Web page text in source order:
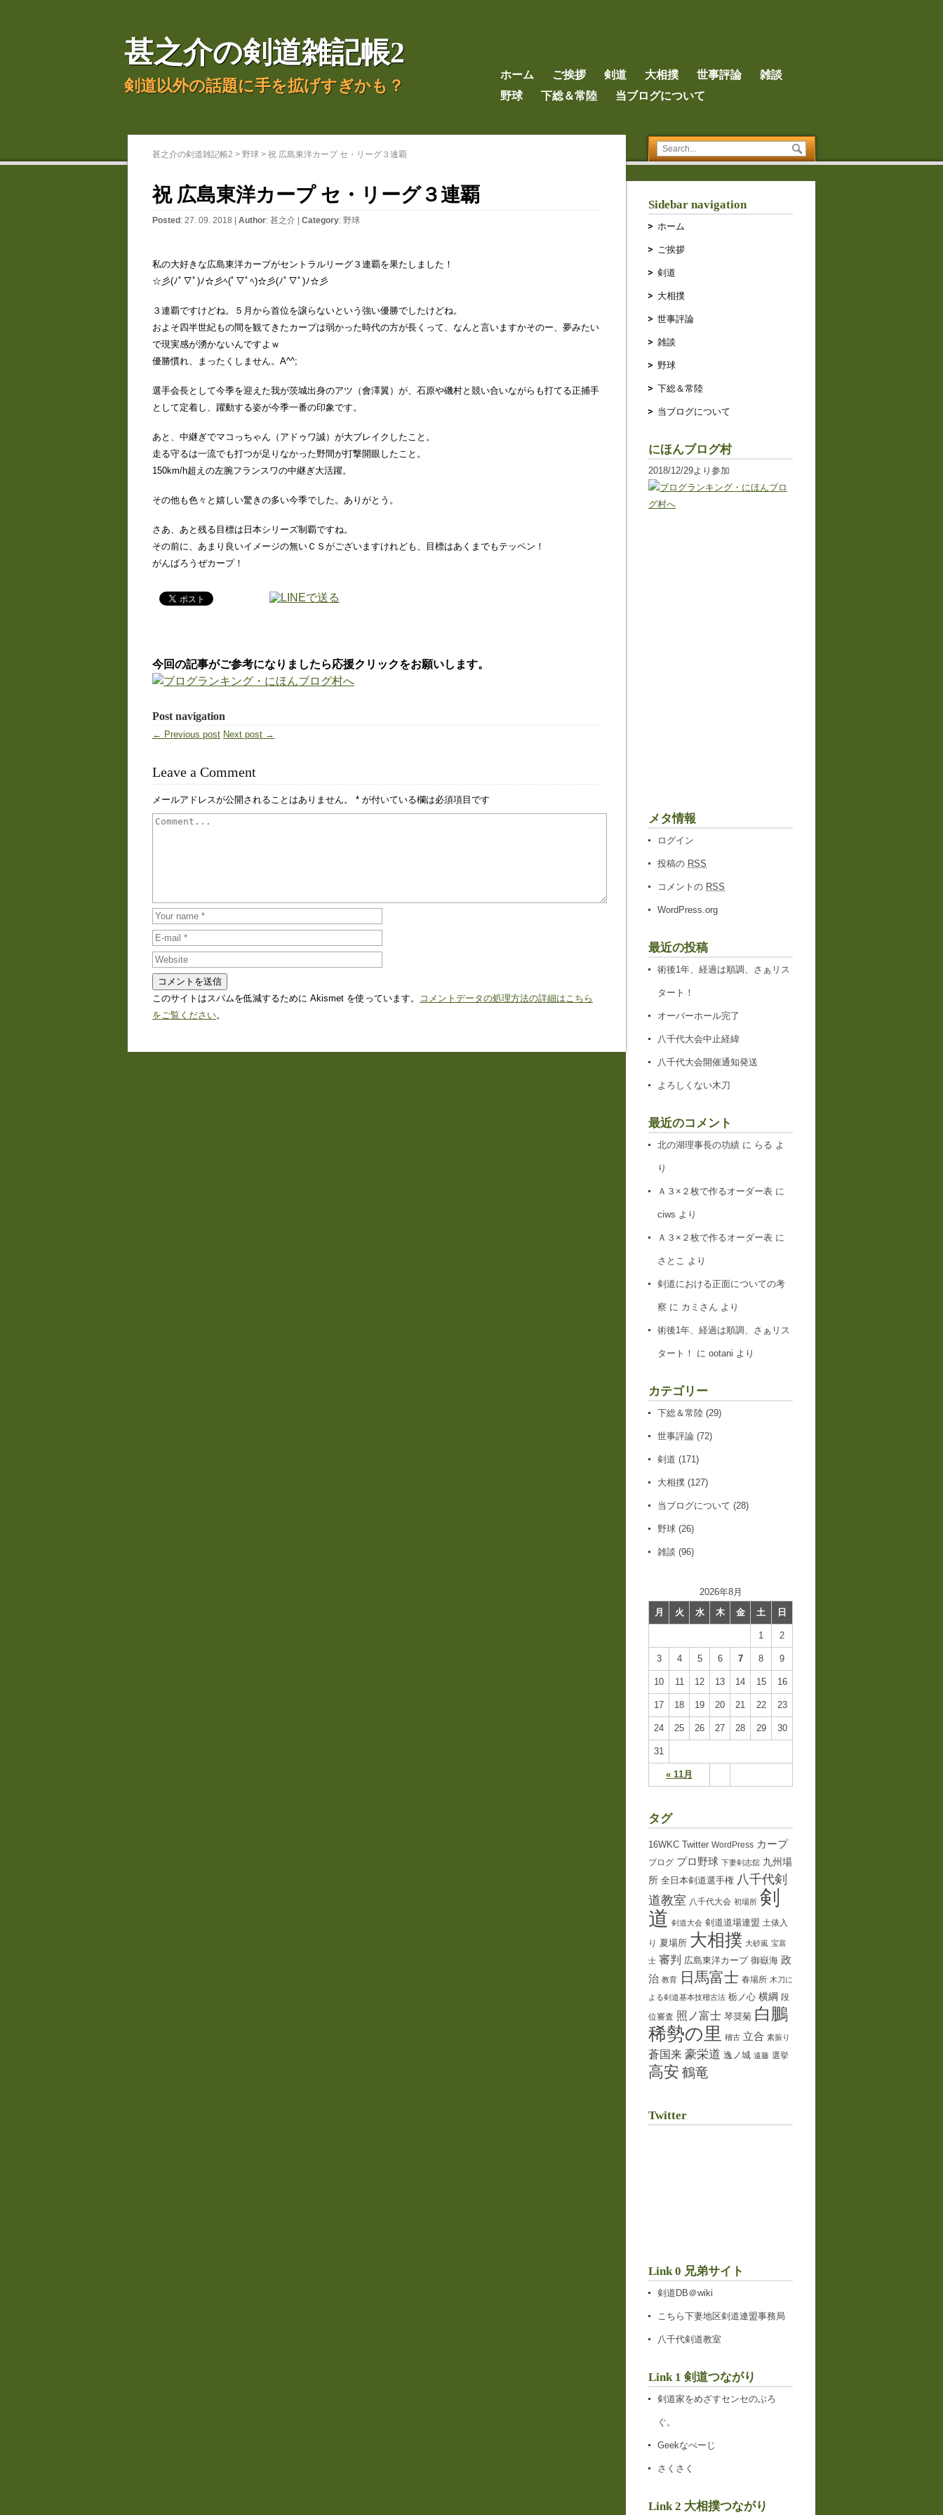
甚之介の剣道雑記帳2
剣道以外の話題に手を拡げすぎかも？
ホーム ご挨拶 剣道 大相撲 世事評論
雑談
野球
下総＆常陸 当ブログについて
甚之介の剣道雑記帳2 > 野球 > 祝 広島東洋カープ セ・リーグ３連覇
祝 広島東洋カープ セ・リーグ３連覇
Posted : 27. 09. 2018 | Author: 甚之介 Category: 野球
私の大好きな広島東洋カープがセントラルリーグ３連覇を果たしました！
☆彡(ﾉﾟ▽ﾟ)ﾉ☆彡ﾍ(ﾟ▽ﾟﾍ)☆彡(ﾉﾟ▽ﾟ)ﾉ☆彡
３連覇ですけどね。５月から首位を譲らないという強い優勝でしたけどね。
およそ四半世紀もの間を観てきたカープは弱かった時代の方が長くって、なんと言いますかそのー、夢みたい
で現実感が湧かないんですよｗ
優勝慣れ、まったくしません。A^^;
選手会長として今季を迎えた我が茨城出身のアツ（會澤翼）が、石原や磯村と競い合いながらも打てる正捕手
として定着し、躍動する姿が今季一番の印象です。
あと、中継ぎでマコっちゃん（アドゥワ誠）が大ブレイクしたこと。
走る守るは一流でも打つが足りなかった野間が打撃開眼したこと。
150km/h超えの左腕フランスワの中継ぎ大活躍。
その他も色々と嬉しい驚きの多い今季でした。ありがとう。
さあ、あと残る目標は日本シリーズ制覇ですね。
その前に、あまり良いイメージの無いＣＳがございますけれども、目標はあくまでもテッペン！
がんばろうぜカープ！
今回の記事がご参考になりましたら応援クリックをお願いします。
Post navigation
← Previous post Next post →
Leave a Comment
メールアドレスが公開されることはありません。 * が付いている欄は必須項目です
このサイトはスパムを低減するために Akismet を使っています。
コメントデータの処理方法の詳細はこちら
をご覧ください。
Sidebar navigation
ホーム
ご挨拶
剣道
大相撲
世事評論
雑談
野球
下総＆常陸
当ブログについて
にほんブログ村
2018/12/29より参加
メタ情報
ログイン
投稿の RSS
コメントの RSS
WordPress.org
最近の投稿
術後1年、経過は順調、さぁリス
タート！
オーバーホール完了
八千代大会中止経緯
八千代大会開催通知発送
よろしくない木刀
最近のコメント
北の湖理事長の功績 に らる よ
り
Ａ３×２枚で作るオーダー表 に
ciws より
Ａ３×２枚で作るオーダー表 に
さとこ より
剣道における正面についての考
察 に カミさん より
術後1年、経過は順調、さぁリス
タート！ に ootani より
カテゴリー
下総＆常陸 (29)
世事評論 (72)
剣道 (171)
大相撲 (127)
当ブログについて (28)
野球 (26)
雑談 (96)
2026年8月
月
火 水 木 金 土 日
« 11月
1 2
3 4 5 6 7 8 9
10 11 12 13 14 15 16
17 18 19 20 21 22 23
24 25 26 27 28 29 30
31
タグ
16WKC Twitter WordPress カープ
ブログ プロ野球 下妻剣志舘 九州場
所 全日本剣道選手権 八千代剣
道教室 八千代大会 初場所 剣
道 剣道大会 剣道道場連盟 土俵入
り 夏場所 大相撲 大砂嵐 宝富
士 審判 広島東洋カープ 御嶽海 政
治 教育 日馬富士 春場所 木刀に
よる剣道基本技稽古法 栃ノ心 横綱 段
位審査 照ノ富士 琴奨菊 白鵬
稀勢の里 稽古 立合 素振り
蒼国来 豪栄道 逸ノ城 遠藤 選挙
高安 鶴竜
Twitter
Link 0 兄弟サイト
剣道DB＠wiki
こちら下妻地区剣道連盟事務局
八千代剣道教室
Link 1 剣道つながり
剣道家をめざすセンセのぶろ
ぐ。
Geekなぺーじ
さくさく
Link 2 大相撲つながり